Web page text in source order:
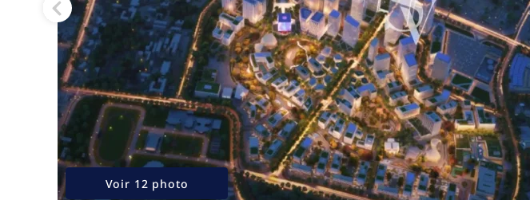
Voir 12 photo